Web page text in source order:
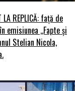
REPLICĂ: față de
emisiunea ,,Fapte și
Stelian Nicola,